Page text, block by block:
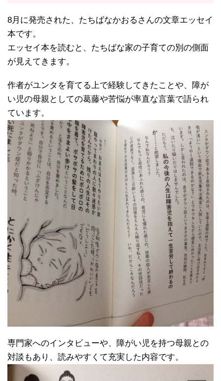
8月に発売された、たちばなかおるさんの文章エッセイ
本です。
エッセイ本を読むと、たちばな家の子育ての別の側面
が見えてきます。
作者がユンタを育てる上で経験してきたことや、障が
い児の母親としての葛藤や苦悩が率直な言葉で語られ
ています。
専門家へのインタビューや、障がい児を持つ母親との
対談もあり、読みやすくて充実した内容です。